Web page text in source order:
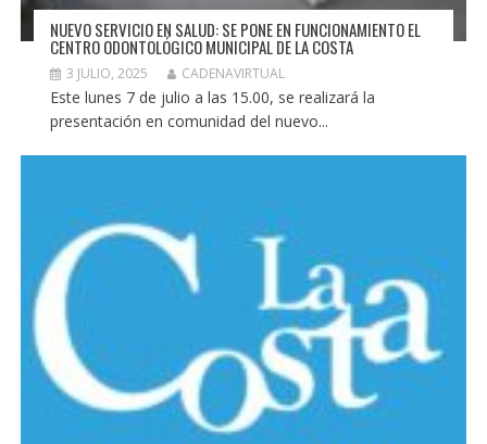
NUEVO SERVICIO EN SALUD: SE PONE EN FUNCIONAMIENTO EL
CENTRO ODONTOLÓGICO MUNICIPAL DE LA COSTA
3 JULIO, 2025 CADENAVIRTUAL
Este lunes 7 de julio a las 15.00, se realizará la
presentación en comunidad del nuevo...